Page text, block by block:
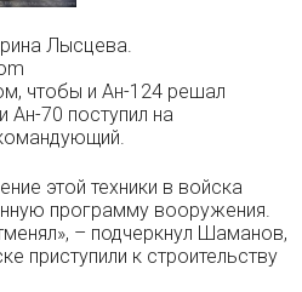
Лысцева.
чтобы и Ан-124 решал
Ан-70 поступил на
этой техники в войска
программу вооружения.
– подчеркнул Шаманов,
приступили к строительству